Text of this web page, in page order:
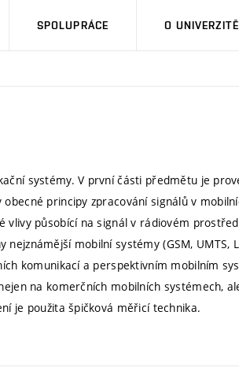
SPOLUPRÁCE O UNIVERZITĚ
systémy. V první části předmětu je
principy zpracování signálů v
působící na signál v rádiovém
mobilní systémy (GSM, UMTS,
komunikací a perspektivním mobilním
na komerčních mobilních systémech,
je použita špičková měřicí technika.